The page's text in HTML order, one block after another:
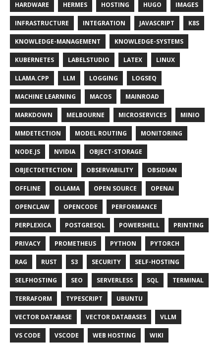
HARDWARE HERMES HOSTING HUGO IMAGES
INFRASTRUCTURE INTEGRATION JAVASCRIPT K8S
KNOWLEDGE-MANAGEMENT KNOWLEDGE-SYSTEMS
KUBERNETES LABELSTUDIO LATEX LINUX
LLAMA.CPP LLM LOGGING LOGSEQ
MACHINE LEARNING MACOS MAINROAD
MARKDOWN MELBOURNE MICROSERVICES MINIO
MMDETECTION MODEL ROUTING MONITORING
NODE.JS NVIDIA OBJECT-STORAGE
OBJECTDETECTION OBSERVABILITY OBSIDIAN
OFFLINE OLLAMA OPEN SOURCE OPENAI
OPENCLAW OPENCODE PERFORMANCE
PERPLEXICA POSTGRESQL POWERSHELL PRINTING
PRIVACY PROMETHEUS PYTHON PYTORCH
RAG RUST S3 SECURITY SELF-HOSTING
SELFHOSTING SEO SERVERLESS SQL TERMINAL
TERRAFORM TYPESCRIPT UBUNTU
VECTOR DATABASE VECTOR DATABASES VLLM
VS CODE VSCODE WEB HOSTING WIKI